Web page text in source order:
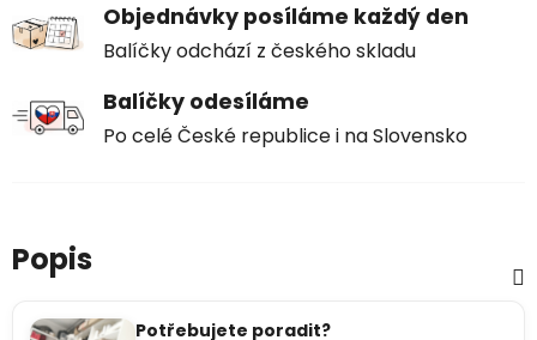
Objednávky posíláme každý den
Balíčky odchází z českého skladu
Balíčky odesíláme
Po celé České republice i na Slovensko
Popis
Potřebujete poradit?